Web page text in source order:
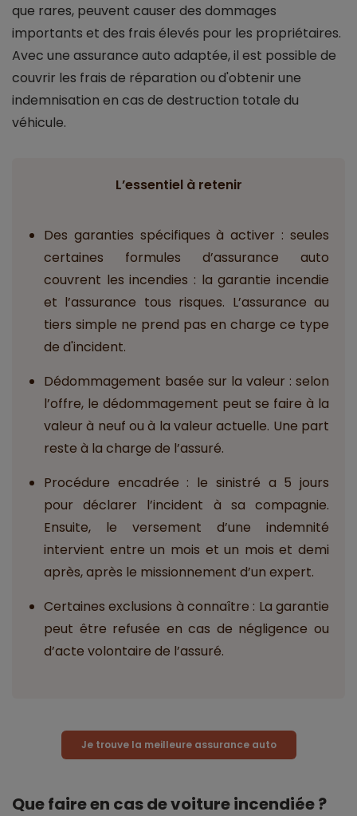
que rares, peuvent causer des dommages
importants et des frais élevés pour les propriétaires.
Avec une assurance auto adaptée, il est possible de
couvrir les frais de réparation ou d'obtenir une
indemnisation en cas de destruction totale du
véhicule.
L’essentiel à retenir
Des garanties spécifiques à activer : seules
certaines formules d’assurance auto
couvrent les incendies : la garantie incendie
et l’assurance tous risques. L’assurance au
tiers simple ne prend pas en charge ce type
de d'incident.
Dédommagement basée sur la valeur : selon
l’offre, le dédommagement peut se faire à la
valeur à neuf ou à la valeur actuelle. Une part
reste à la charge de l’assuré.
Procédure encadrée : le sinistré a 5 jours
pour déclarer l’incident à sa compagnie.
Ensuite, le versement d’une indemnité
intervient entre un mois et un mois et demi
après, après le missionnement d’un expert.
Certaines exclusions à connaître : La garantie
peut être refusée en cas de négligence ou
d’acte volontaire de l’assuré.
Je trouve la meilleure assurance auto
Que faire en cas de voiture incendiée ?